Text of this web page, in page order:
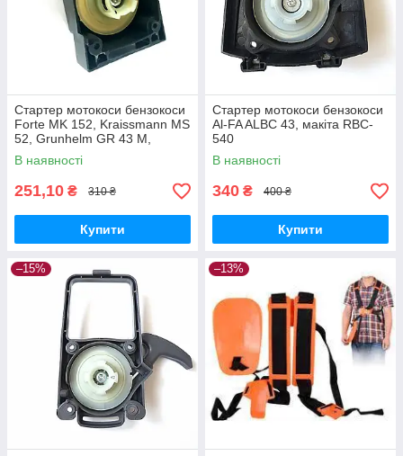
Стартер мотокоси бензокоси
Forte MK 152, Kraissmann MS
52, Grunhelm GR 43 M,
Протон БТ-3002, Foresta FC
60 AV
В наявності
251,10 ₴ 310 ₴
Купити
Стартер мотокоси бензокоси
Al-FA ALBC 43, макіта RBC-
540
В наявності
340 ₴ 400 ₴
Купити
–15% –13%